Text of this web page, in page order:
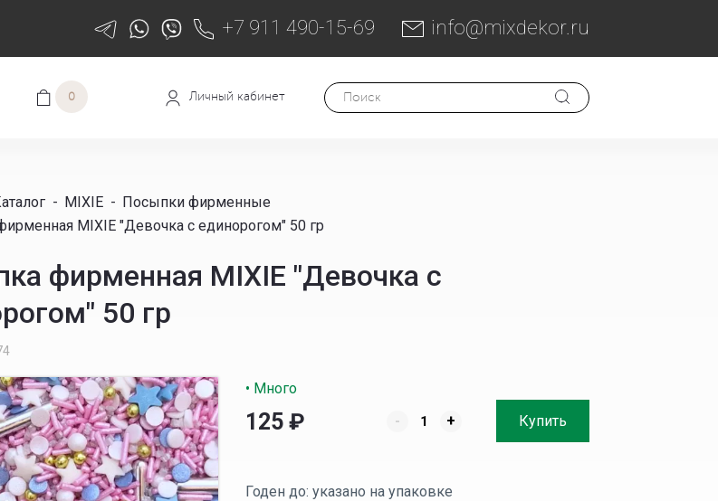
+7 911 490-15-69 info@mixdekor.ru
0 Личный кабинет
- MIXIE - Посыпки фирменные
MIXIE "Девочка с единорогом" 50 гр
фирменная MIXIE "Девочка с
50 гр
• Много
125 ₽ - + Купить
Годен до: указано на упаковке